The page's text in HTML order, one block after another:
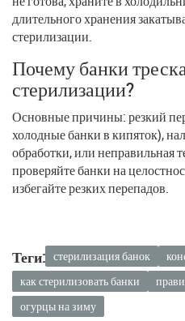
длительного хранения
стерилизации.
Почему банки
стерилизации?
Основные причины: резкий
холодные банки в кипяток),
обработки, или неправильная
проверяйте банки на
избегайте резких перепадов.
Теги: стерилизация банок
как стерилизовать банки
огурцы на зиму